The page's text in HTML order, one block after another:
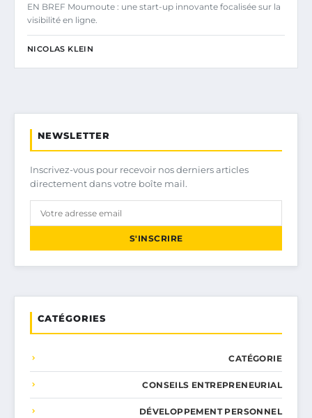
EN BREF Moumoute : une start-up innovante focalisée sur la
visibilité en ligne.
NICOLAS KLEIN
NEWSLETTER
Inscrivez-vous pour recevoir nos derniers articles
directement dans votre boîte mail.
S'INSCRIRE
CATÉGORIES
CATÉGORIE
CONSEILS ENTREPRENEURIAL
DÉVELOPPEMENT PERSONNEL